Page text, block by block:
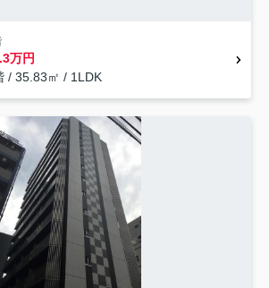
万円
/ 35.83㎡ / 1LDK